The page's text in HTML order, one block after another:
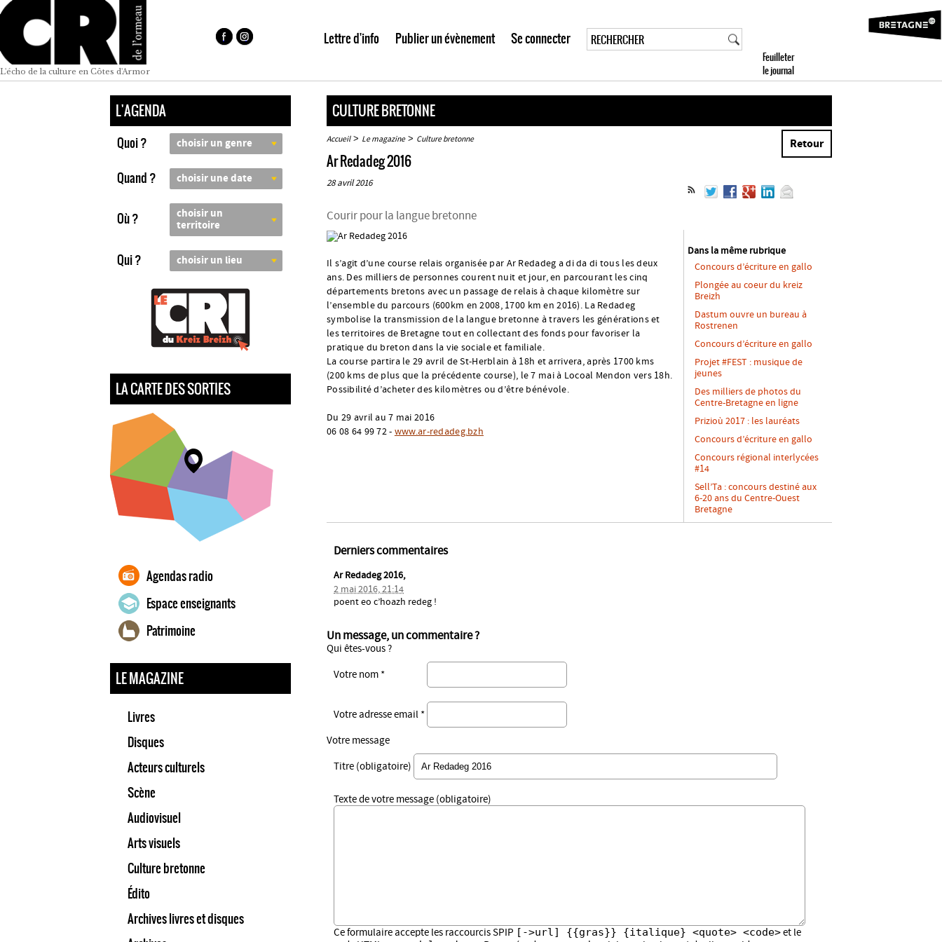
L'écho de la culture en Côtes d'Armor
Lettre d'info Publier un évènement Se connecter
L'AGENDA
Quoi ? choisir un genre
Quand ? choisir une date
Où ?
choisir un
territoire
Qui ? choisir un lieu
LA CARTE DES SORTIES
Agendas radio
Espace enseignants
Patrimoine
LE MAGAZINE
Livres
Disques
Acteurs culturels
Scène
Audiovisuel
Arts visuels
Culture bretonne
Édito
Archives livres et disques
CULTURE BRETONNE
Accueil> Le magazine> Culture bretonne Retour
Ar Redadeg 2016
28 avril 2016
Courir pour la langue bretonne
Il s’agit d’une course relais organisée par Ar Redadeg a di da di tous les deux
ans. Des milliers de personnes courent nuit et jour, en parcourant les cinq
départements bretons avec un passage de relais à chaque kilomètre sur
l’ensemble du parcours (600km en 2008, 1700 km en 2016). La Redadeg
symbolise la transmission de la langue bretonne à travers les générations et
les territoires de Bretagne tout en collectant des fonds pour favoriser la
pratique du breton dans la vie sociale et familiale.
La course partira le 29 avril de St-Herblain à 18h et arrivera, après 1700 kms
(200 kms de plus que la précédente course), le 7 mai à Locoal Mendon vers 18h.
Possibilité d’acheter des kilomètres ou d’être bénévole.
Du 29 avril au 7 mai 2016
06 08 64 99 72 - www.ar-redadeg.bzh
Dans la même rubrique
Concours d’écriture en gallo
Plongée au coeur du kreiz
Breizh
Dastum ouvre un bureau à
Rostrenen
Concours d’écriture en gallo
Projet #FEST : musique de
jeunes
Des milliers de photos du
Centre-Bretagne en ligne
Prizioù 2017 : les lauréats
Concours d’écriture en gallo
Concours régional interlycées
#14
Sell’Ta : concours destiné aux
6-20 ans du Centre-Ouest
Bretagne
Derniers commentaires
Ar Redadeg 2016,
2 mai 2016, 21:14
poent eo c’hoazh redeg !
Un message, un commentaire ?
Qui êtes-vous ?
Votre nom *
Votre adresse email *
Votre message
Titre (obligatoire)
Texte de votre message (obligatoire)
Ce formulaire accepte les raccourcis SPIP [->url] {{gras}} {italique} <quote> <code>et le